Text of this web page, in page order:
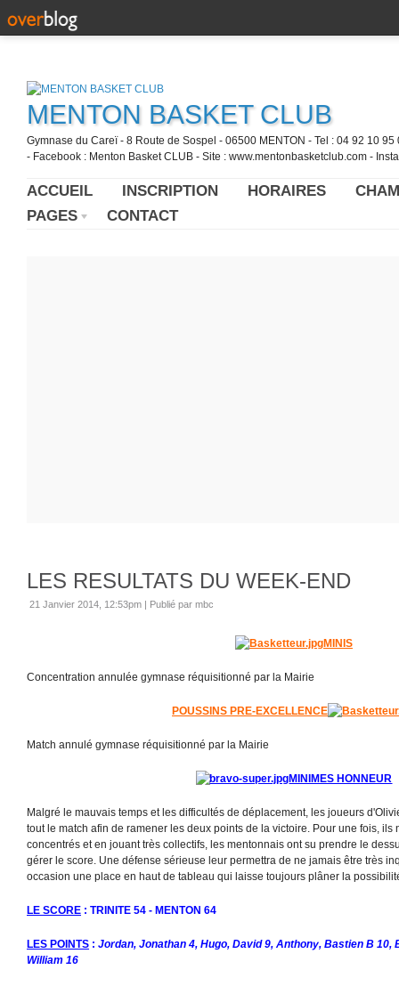
MENTON BASKET CLUB
Gymnase du Careï - 8 Route de Sospel - 06500 MENTON - Tel : 04 92 10
- Facebook : Menton Basket CLUB - Site : www.mentonbasketclub.com -
ACCUEIL INSCRIPTION HORAIRES
PAGES
CONTACT
LES RESULTATS DU WEEK-END
21 Janvier 2014, 12:53pm | Publié par mbc
MINIS
Concentration annulée gymnase réquisitionné par la Mairie
POUSSINS PRE-EXCELLENCE
Match annulé gymnase réquisitionné par la Mairie
MINIMES HONNEUR
Malgré le mauvais temps et les difficultés de déplacement, les joueurs
tout le match afin de ramener les deux points de la victoire. Pour une fois, ils
concentrés et en jouant très collectifs, les mentonnais ont su prendre le
gérer le score. Une défense sérieuse leur permettra de ne jamais être très
occasion une place en haut de tableau qui laisse toujours plâner la
LE SCORE : TRINITE 54 - MENTON 64
LES POINTS : Jordan, Jonathan 4, Hugo, David 9, Anthony, Bastien B 10,
William 16